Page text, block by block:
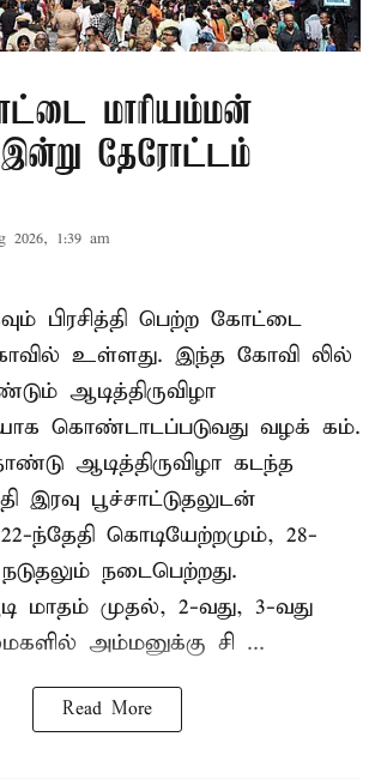
மாரியம்மன்
தேரோட்டம்
2026, 1:39 am
பிரசித்தி பெற்ற கோட்டை
உள்ளது. இந்த கோவி லில்
ஆடித்திருவிழா
கொண்டாடப்படுவது வழக் கம்.
ஆடித்திருவிழா கடந்த
இரவு பூச்சாட்டுதலுடன்
ந்தேதி கொடியேற்றமும், 28-
நடைபெற்றது.
மாதம் முதல், 2-வது, 3-வது
அம்மனுக்கு சி ...
Read More